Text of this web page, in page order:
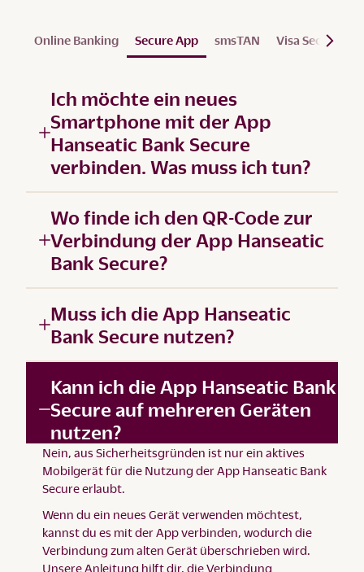
Online Banking Secure App smsTAN Visa Secure
Ich möchte ein neues
Smartphone mit der App
Hanseatic Bank Secure
verbinden. Was muss ich tun?
Wo finde ich den QR-Code zur
Verbindung der App Hanseatic
Bank Secure?
Muss ich die App Hanseatic
Bank Secure nutzen?
Kann ich die App Hanseatic Bank
Secure auf mehreren Geräten
nutzen?
Nein, aus Sicherheitsgründen ist nur ein aktives
Mobilgerät für die Nutzung der App Hanseatic Bank
Secure erlaubt.
Wenn du ein neues Gerät verwenden möchtest,
kannst du es mit der App verbinden, wodurch die
Verbindung zum alten Gerät überschrieben wird.
Unsere Anleitung hilft dir, die Verbindung